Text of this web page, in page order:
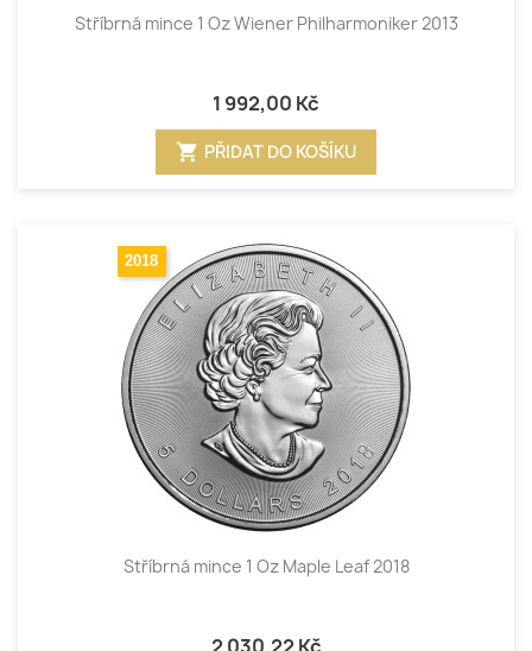
Stříbrná mince 1 Oz Wiener Philharmoniker 2013
1 992,00 Kč
shopping_cart PŘIDAT DO KOŠÍKU
2018
Stříbrná mince 1 Oz Maple Leaf 2018